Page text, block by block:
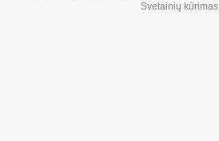
Svetainių kūrimas